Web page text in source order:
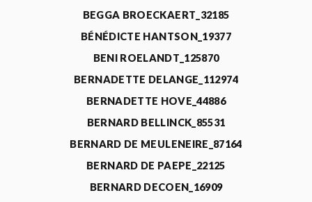
BEGGA BROECKAERT_32185
BÉNÉDICTE HANTSON_19377
BENI ROELANDT_125870
BERNADETTE DELANGE_112974
BERNADETTE HOVE_44886
BERNARD BELLINCK_85531
BERNARD DE MEULENEIRE_87164
BERNARD DE PAEPE_22125
BERNARD DECOEN_16909